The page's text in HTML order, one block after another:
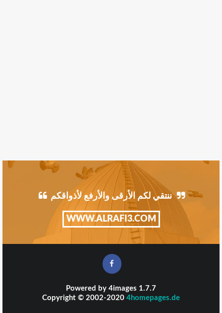
ننتقي لكم الأرقى والأرفع لأذواقكم
WWW.ALRAFI3.COM
Powered by 4images 1.7.7
Copyright © 2002-2020 4homepages.de